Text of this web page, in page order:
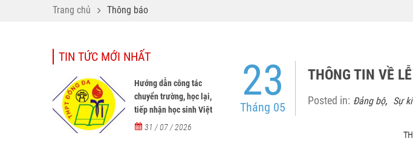
Trang chủ Thông báo
TIN TỨC MỚI NHẤT
Hướng dẫn công tác
chuyển trường, học lại,
tiếp nhận học sinh Việt
Nam về nước, tiếp nhận
31 / 07 / 2026
23
Tháng 05
THÔNG TIN VỀ
Posted in: Đảng bộ, Sự